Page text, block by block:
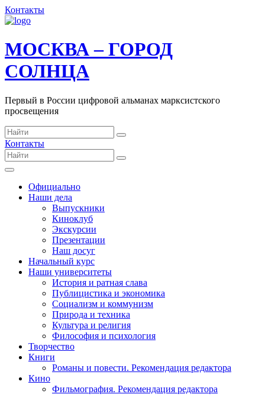
Контакты
МОСКВА – ГОРОД
СОЛНЦА
Первый в России цифровой альманах марксистского
просвещения
Контакты
Официально
Наши дела
Выпускники
Киноклуб
Экскурсии
Презентации
Наш досуг
Начальный курс
Наши университеты
История и ратная слава
Публицистика и экономика
Социализм и коммунизм
Природа и техника
Культура и религия
Философия и психология
Творчество
Книги
Романы и повести. Рекомендация редактора
Кино
Фильмография. Рекомендация редактора